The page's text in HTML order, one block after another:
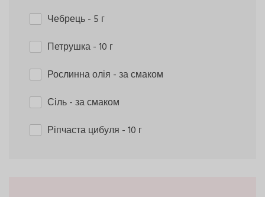
Чебрець- 5 г
Петрушка- 10 г
Рослинна олія - за смаком
Сіль- за смаком
Ріпчаста цибуля - 10 г